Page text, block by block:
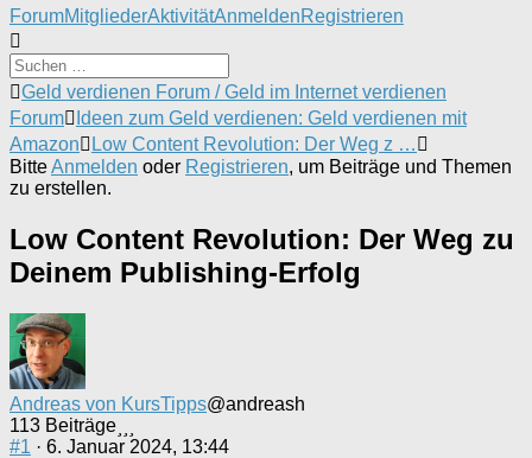
Forum-
Navigation
ForumMitgliederAktivitätAnmeldenRegistrieren
Forum-
Breadcrumbs
-
Du
bist
hier:
Geld verdienen Forum / Geld im Internet verdienen
Forum
Ideen zum Geld verdienen: Geld verdienen mit
Amazon
Low Content Revolution: Der Weg z …
BitteAnmelden oder Registrieren, um Beiträge und Themen
zu erstellen.
Low Content Revolution: Der Weg zu
Deinem Publishing-Erfolg
Andreas von KursTipps@andreash
113 Beiträge
#1 · 6. Januar 2024, 13:44